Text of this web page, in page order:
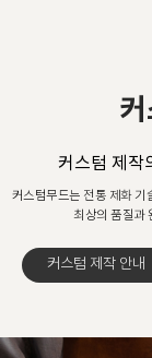
커스텀 제작
커스텀무드는 전통 제화 기
최상의 품질과
커스텀 제작 안내